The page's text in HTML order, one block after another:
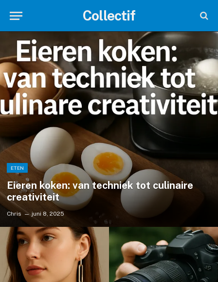
Collectif
ETEN
Eieren koken: van techniek tot culinaire
creativiteit
Chris juni 8, 2025